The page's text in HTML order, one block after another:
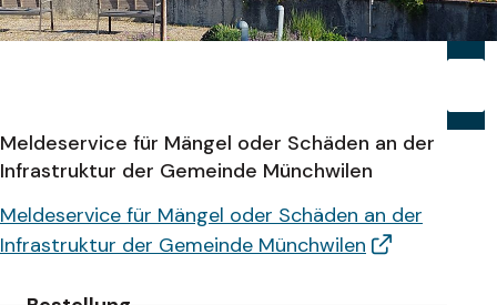
Meldeservice für Mängel oder Schäden an der
Infrastruktur der Gemeinde Münchwilen
Meldeservice für Mängel oder Schäden an der
Infrastruktur der Gemeinde Münchwilen